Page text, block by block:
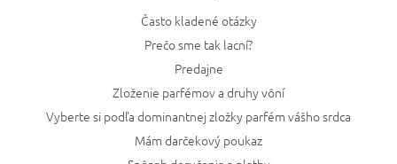
Často kladené otázky
Prečo sme tak lacní?
Predajne
Zloženie parfémov a druhy vôní
Vyberte si podľa dominantnej zložky parfém vášho srdca
Mám darčekový poukaz